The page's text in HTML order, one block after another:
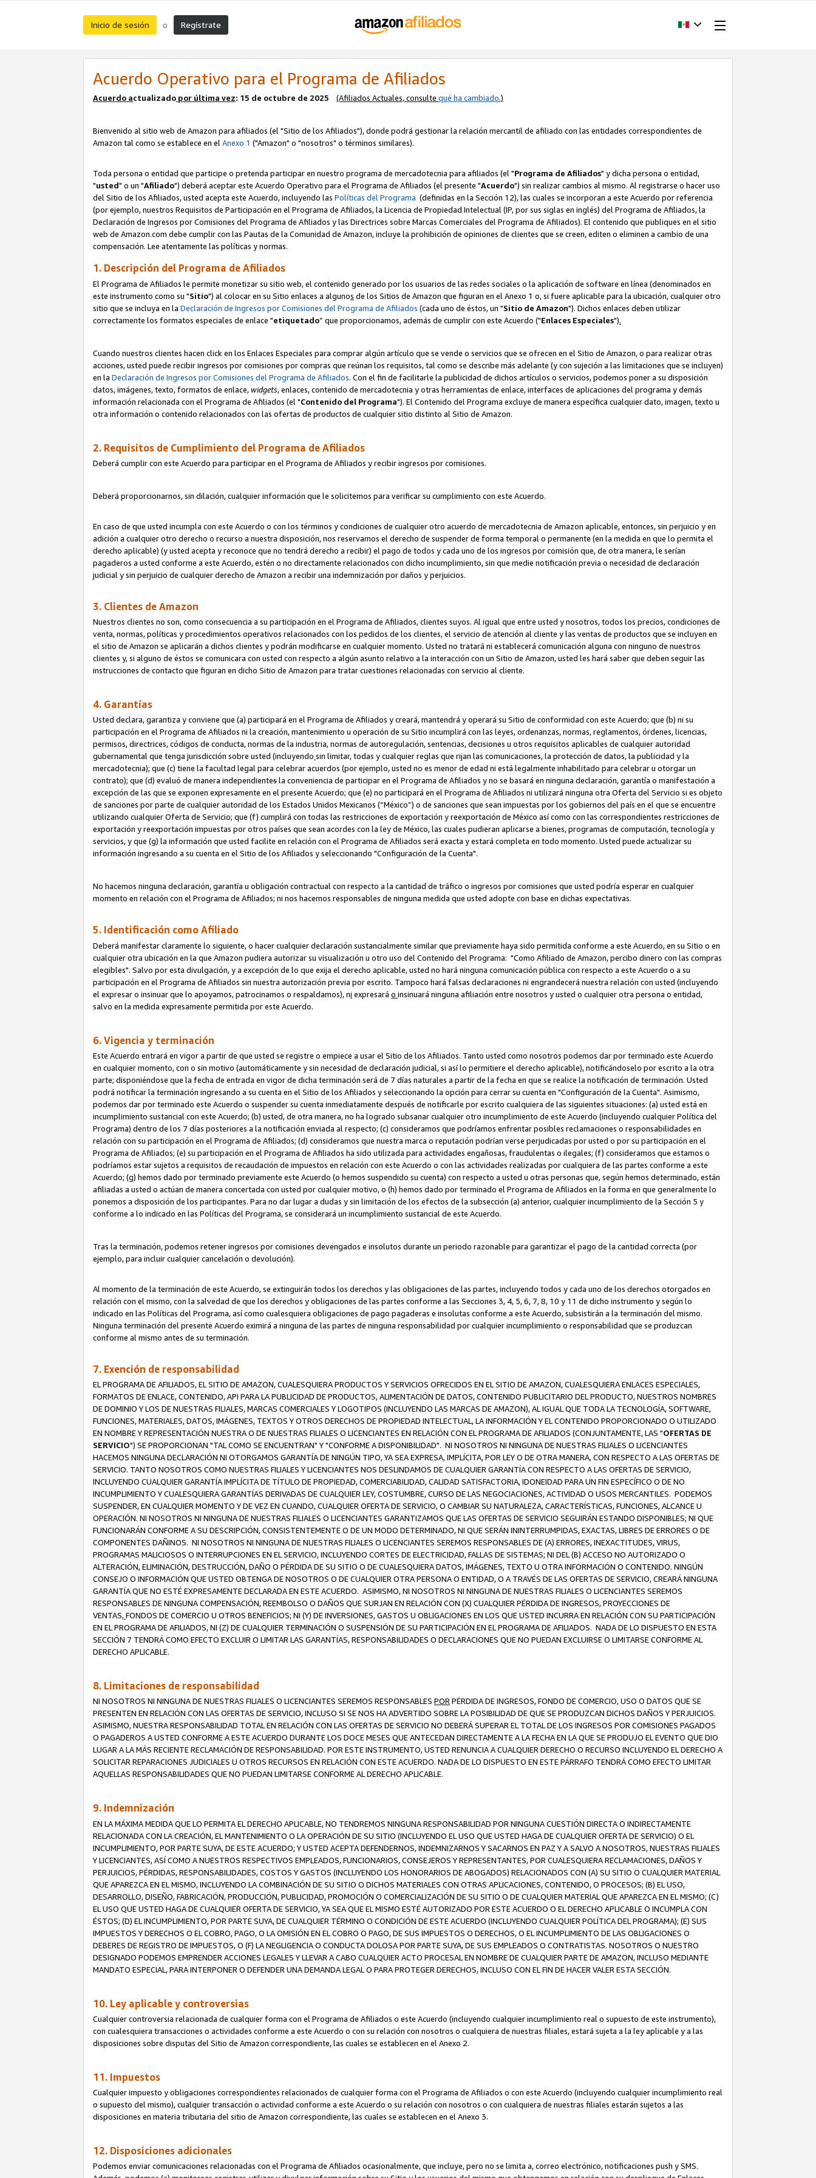
Inicio de sesión o Regístrate
Acuerdo Operativo para el Programa de Afiliados
Acuerdo actualizado por última vez: 15 de octubre de 2025 (Afiliados Actuales, consulte qué ha cambiado.)
Bienvenido al sitio web de Amazon para afiliados (el "Sitio de los Afiliados"), donde podrá gestionar la relación mercantil de afiliado con las entidades correspondientes de
Amazon tal como se establece en elAnexo 1 ("Amazon" o "nosotros" o términos similares).
Toda persona o entidad que participe o pretenda participar en nuestro programa de mercadotecnia para afiliados (el "Programa de Afiliados" y dicha persona o entidad,
"usted" o un "Afiliado") deberá aceptar este Acuerdo Operativo para el Programa de Afiliados (el presente "Acuerdo") sin realizar cambios al mismo. Al registrarse o hacer uso
del Sitio de los Afiliados, usted acepta este Acuerdo, incluyendo las Políticas del Programa (definidas en la Sección 12), las cuales se incorporan a este Acuerdo por referencia
(por ejemplo, nuestros Requisitos de Participación en el Programa de Afiliados, la Licencia de Propiedad Intelectual (IP, por sus siglas en inglés) del Programa de Afiliados, la
Declaración de Ingresos por Comisiones del Programa de Afiliados y las Directrices sobre Marcas Comerciales del Programa de Afiliados). El contenido que publiques en el sitio
web de Amazon.com debe cumplir con las Pautas de la Comunidad de Amazon, incluye la prohibición de opiniones de clientes que se creen, editen o eliminen a cambio de una
compensación. Lee atentamente las políticas y normas.
1. Descripción del Programa de Afiliados
El Programa de Afiliados le permite monetizar su sitio web, el contenido generado por los usuarios de las redes sociales o la aplicación de software en línea (denominados en
este instrumento como su "Sitio") al colocar en su Sitio enlaces a algunos de los Sitios de Amazon que figuran en el Anexo 1 o, si fuere aplicable para la ubicación, cualquier otro
sitio que se incluya en la Declaración de Ingresos por Comisiones del Programa de Afiliados (cada uno de éstos, un "Sitio de Amazon"). Dichos enlaces deben utilizar
correctamente los formatos especiales de enlace "etiquetado” que proporcionamos, además de cumplir con este Acuerdo ("Enlaces Especiales").
Cuando nuestros clientes hacen click en los Enlaces Especiales para comprar algún artículo que se vende o servicios que se ofrecen en el Sitio de Amazon, o para realizar otras
acciones, usted puede recibir ingresos por comisiones por compras que reúnan los requisitos, tal como se describe más adelante (y con sujeción a las limitaciones que se incluyen)
en la Declaración de Ingresos por Comisiones del Programa de Afiliados. Con el fin de facilitarle la publicidad de dichos artículos o servicios, podemos poner a su disposición
datos, imágenes, texto, formatos de enlace,widgets, enlaces, contenido de mercadotecnia y otras herramientas de enlace, interfaces de aplicaciones del programa y demás
información relacionada con el Programa de Afiliados (el "Contenido del Programa"). El Contenido del Programa excluye de manera específica cualquier dato, imagen, texto u
otra información o contenido relacionados con las ofertas de productos de cualquier sitio distinto al Sitio de Amazon.
2. Requisitos de Cumplimiento del Programa de Afiliados
Deberá cumplir con este Acuerdo para participar en el Programa de Afiliados y recibir ingresos por comisiones.
Deberá proporcionarnos, sin dilación, cualquier información que le solicitemos para verificar su cumplimiento con este Acuerdo.
En caso de que usted incumpla con este Acuerdo o con los términos y condiciones de cualquier otro acuerdo de mercadotecnia de Amazon aplicable, entonces, sin perjuicio y en
adición a cualquier otro derecho o recurso a nuestra disposición, nos reservamos el derecho de suspender de forma temporal o permanente (en la medida en que lo permita el
derecho aplicable) (y usted acepta y reconoce que no tendrá derecho a recibir) el pago de todos y cada uno de los ingresos por comisión que, de otra manera, le serían
pagaderos a usted conforme a este Acuerdo, estén o no directamente relacionados con dicho incumplimiento, sin que medie notificación previa o necesidad de declaración
judicial y sin perjuicio de cualquier derecho de Amazon a recibir una indemnización por daños y perjuicios.
3. Clientes de Amazon
Nuestros clientes no son, como consecuencia a su participación en el Programa de Afiliados, clientes suyos. Al igual que entre usted y nosotros, todos los precios, condiciones de
venta, normas, políticas y procedimientos operativos relacionados con los pedidos de los clientes, el servicio de atención al cliente y las ventas de productos que se incluyen en
el sitio de Amazon se aplicarán a dichos clientes y podrán modificarse en cualquier momento. Usted no tratará ni establecerá comunicación alguna con ninguno de nuestros
clientes y, si alguno de éstos se comunicara con usted con respecto a algún asunto relativo a la interacción con un Sitio de Amazon, usted les hará saber que deben seguir las
instrucciones de contacto que figuran en dicho Sitio de Amazon para tratar cuestiones relacionadas con servicio al cliente.
4. Garantías
Usted declara, garantiza y conviene que (a) participará en el Programa de Afiliados y creará, mantendrá y operará su Sitio de conformidad con este Acuerdo; que (b) ni su
participación en el Programa de Afiliados ni la creación, mantenimiento u operación de su Sitio incumplirá con las leyes, ordenanzas, normas, reglamentos, órdenes, licencias,
permisos, directrices, códigos de conducta, normas de la industria, normas de autoregulación, sentencias, decisiones u otros requisitos aplicables de cualquier autoridad
gubernamental que tenga jurisdicción sobre usted (incluyendo sin limitar, todas y cualquier reglas que rijan las comunicaciones, la protección de datos, la publicidad y la
mercadotecnia); que (c) tiene la facultad legal para celebrar acuerdos (por ejemplo, usted no es menor de edad ni está legalmente inhabilitado para celebrar u otorgar un
contrato); que (d) evaluó de manera independientesla conveniencia de participar en el Programa de Afiliados y no se basará en ninguna declaración, garantía o manifestación a
excepción de las que se exponen expresamente en el presente Acuerdo; que (e) no participará en el Programa de Afiliados ni utilizará ninguna otra Oferta del Servicio si es objeto
de sanciones por parte de cualquier autoridad de los Estados Unidos Mexicanos (“México”) o de sanciones que sean impuestas por los gobiernos del país en el que se encuentre
utilizando cualquier Oferta de Servicio; que (f) cumplirá con todas las restricciones de exportación y reexportación de México así como con las correspondientes restricciones de
exportación y reexportación impuestas por otros países que sean acordes con la ley de México, las cuales pudieran aplicarse a bienes, programas de computación, tecnología y
servicios, y que (g) la información que usted facilite en relación con el Programa de Afiliados será exacta y estará completa en todo momento. Usted puede actualizar su
información ingresando a su cuenta en el Sitio de los Afiliados y seleccionando "Configuración de la Cuenta".
No hacemos ninguna declaración, garantía u obligación contractual con respecto a la cantidad de tráfico o ingresos por comisiones que usted podría esperar en cualquier
momento en relación con el Programa de Afiliados; ni nos hacemos responsables de ninguna medida que usted adopte con base en dichas expectativas.
5. Identificación como Afiliado
Deberá manifestar claramente lo siguiente, o hacer cualquier declaración sustancialmente similar que previamente haya sido permitida conforme a este Acuerdo, en su Sitio o en
cualquier otra ubicación en la que Amazon pudiera autorizar su visualización u otro uso del Contenido del Programa: "Como Afiliado de Amazon, percibo dinero con las compras
elegibles". Salvo por esta divulgación, y a excepción de lo que exija el derecho aplicable, usted no hará ninguna comunicación pública con respecto a este Acuerdo o a su
participación en el Programa de Afiliados sin nuestra autorización previa por escrito. Tampoco hará falsas declaraciones ni engrandecerá nuestra relación con usted (incluyendo
el expresar o insinuar que lo apoyamos, patrocinamos o respaldamos), ni expresará o insinuará ninguna afiliación entre nosotros y usted o cualquier otra persona o entidad,
salvo en la medida expresamente permitida por este Acuerdo.
6. Vigencia y terminación
Este Acuerdo entrará en vigor a partir de que usted se registre o empiece a usar el Sitio de los Afiliados. Tanto usted como nosotros podemos dar por terminado este Acuerdo
en cualquier momento, con o sin motivo (automáticamente y sin necesidad de declaración judicial, si así lo permitiere el derecho aplicable), notificándoselo por escrito a la otra
parte; disponiéndose que la fecha de entrada en vigor de dicha terminación será de 7 días naturales a partir de la fecha en que se realice la notificación de terminación. Usted
podrá notificar la terminación ingresando a su cuenta en el Sitio de los Afiliados y seleccionando la opción para cerrar su cuenta en "Configuración de la Cuenta". Asimismo,
podemos dar por terminado este Acuerdo o suspender su cuenta inmediatamente después de notificarle por escrito cualquiera de las siguientes situaciones: (a) usted está en
incumplimiento sustancial con este Acuerdo; (b) usted, de otra manera, no ha logrado subsanar cualquier otro incumplimiento de este Acuerdo (incluyendo cualquier Política del
Programa) dentro de los 7 días posteriores a la notificación enviada al respecto; (c) consideramos que podríamos enfrentar posibles reclamaciones o responsabilidades en
relación con su participación en el Programa de Afiliados; (d) consideramos que nuestra marca o reputación podrían verse perjudicadas por usted o por su participación en el
Programa de Afiliados; (e) su participación en el Programa de Afiliados ha sido utilizada para actividades engañosas, fraudulentas o ilegales; (f) consideramos que estamos o
podríamos estar sujetos a requisitos de recaudación de impuestos en relación con este Acuerdo o con las actividades realizadas por cualquiera de las partes conforme a este
Acuerdo; (g) hemos dado por terminado previamente este Acuerdo (o hemos suspendido su cuenta) con respecto a usted u otras personas que, según hemos determinado, están
afiliadas a usted o actúan de manera concertada con usted por cualquier motivo, o (h) hemos dado por terminado el Programa de Afiliados en la forma en que generalmente lo
ponemos a disposición de los participantes. Para no dar lugar a dudas y sin limitación de los efectos de la subsección (a) anterior, cualquier incumplimiento de la Sección 5 y
conforme a lo indicado en las Políticas del Programa, se considerará un incumplimiento sustancial de este Acuerdo.
Tras la terminación, podemos retener ingresos por comisiones devengados e insolutos durante un periodo razonable para garantizar el pago de la cantidad correcta (por
ejemplo, para incluir cualquier cancelación o devolución).
Al momento de la terminación de este Acuerdo, se extinguirán todos los derechos y las obligaciones de las partes, incluyendo todos y cada uno de los derechos otorgados en
relación con el mismo, con la salvedad de que los derechos y obligaciones de las partes conforme a las Secciones 3, 4, 5, 6, 7, 8, 10 y 11 de dicho instrumento y según lo
indicado en las Políticas del Programa, así como cualesquiera obligaciones de pago pagaderas e insolutas conforme a este Acuerdo, subsistirán a la terminación del mismo.
Ninguna terminación del presente Acuerdo eximirá a ninguna de las partes de ninguna responsabilidad por cualquier incumplimiento o responsabilidad que se produzcan
conforme al mismo antes de su terminación.
7. Exención de responsabilidad
EL PROGRAMA DE AFILIADOS, EL SITIO DE AMAZON, CUALESQUIERA PRODUCTOS Y SERVICIOS OFRECIDOS EN EL SITIO DE AMAZON, CUALESQUIERA ENLACES ESPECIALES,
FORMATOS DE ENLACE, CONTENIDO, API PARA LA PUBLICIDAD DE PRODUCTOS, ALIMENTACIÓN DE DATOS, CONTENIDO PUBLICITARIO DEL PRODUCTO, NUESTROS NOMBRES
DE DOMINIO Y LOS DE NUESTRAS FILIALES, MARCAS COMERCIALES Y LOGOTIPOS (INCLUYENDO LAS MARCAS DE AMAZON), AL IGUAL QUE TODA LA TECNOLOGÍA, SOFTWARE,
FUNCIONES, MATERIALES, DATOS, IMÁGENES, TEXTOS Y OTROS DERECHOS DE PROPIEDAD INTELECTUAL, LA INFORMACIÓN Y EL CONTENIDO PROPORCIONADO O UTILIZADO
EN NOMBRE Y REPRESENTACIÓN NUESTRA O DE NUESTRAS FILIALES O LICENCIANTES EN RELACIÓN CON EL PROGRAMA DE AFILIADOS (CONJUNTAMENTE, LAS "OFERTAS DE
SERVICIO") SE PROPORCIONAN "TAL COMO SE ENCUENTRAN" Y "CONFORME A DISPONIBILIDAD". NI NOSOTROS NI NINGUNA DE NUESTRAS FILIALES O LICENCIANTES
HACEMOS NINGUNA DECLARACIÓN NI OTORGAMOS GARANTÍA DE NINGÚN TIPO, YA SEA EXPRESA, IMPLÍCITA, POR LEY O DE OTRA MANERA, CON RESPECTO A LAS OFERTAS DE
SERVICIO. TANTO NOSOTROS COMO NUESTRAS FILIALES Y LICENCIANTES NOS DESLINDAMOS DE CUALQUIER GARANTÍA CON RESPECTO A LAS OFERTAS DE SERVICIO,
INCLUYENDO CUALQUIER GARANTÍA IMPLÍCITA DE TÍTULO DE PROPIEDAD, COMERCIABILIDAD, CALIDAD SATISFACTORIA, IDONEIDAD PARA UN FIN ESPECÍFICO O DE NO
INCUMPLIMIENTO Y CUALESQUIERA GARANTÍAS DERIVADAS DE CUALQUIER LEY, COSTUMBRE, CURSO DE LAS NEGOCIACIONES, ACTIVIDAD O USOS MERCANTILES. PODEMOS
SUSPENDER, EN CUALQUIER MOMENTO Y DE VEZ EN CUANDO, CUALQUIER OFERTA DE SERVICIO, O CAMBIAR SU NATURALEZA, CARACTERÍSTICAS, FUNCIONES, ALCANCE U
OPERACIÓN. NI NOSOTROS NI NINGUNA DE NUESTRAS FILIALES O LICENCIANTES GARANTIZAMOS QUE LAS OFERTAS DE SERVICIO SEGUIRÁN ESTANDO DISPONIBLES; NI QUE
FUNCIONARÁN CONFORME A SU DESCRIPCIÓN, CONSISTENTEMENTE O DE UN MODO DETERMINADO, NI QUE SERÁN ININTERRUMPIDAS, EXACTAS, LIBRES DE ERRORES O DE
COMPONENTES DAÑINOS. NI NOSOTROS NI NINGUNA DE NUESTRAS FILIALES O LICENCIANTES SEREMOS RESPONSABLES DE (A) ERRORES, INEXACTITUDES, VIRUS,
PROGRAMAS MALICIOSOS O INTERRUPCIONES EN EL SERVICIO, INCLUYENDO CORTES DE ELECTRICIDAD, FALLAS DE SISTEMAS; NI DEL (B) ACCESO NO AUTORIZADO O
ALTERACIÓN, ELIMINACIÓN, DESTRUCCIÓN, DAÑO O PÉRDIDA DE SU SITIO O DE CUALESQUIERA DATOS, IMÁGENES, TEXTO U OTRA INFORMACIÓN O CONTENIDO. NINGÚN
CONSEJO O INFORMACIÓN QUE USTED OBTENGA DE NOSOTROS O DE CUALQUIER OTRA PERSONA O ENTIDAD, O A TRAVÉS DE LAS OFERTAS DE SERVICIO, CREARÁ NINGUNA
GARANTÍA QUE NO ESTÉ EXPRESAMENTE DECLARADA EN ESTE ACUERDO. ASIMISMO, NI NOSOTROS NI NINGUNA DE NUESTRAS FILIALES O LICENCIANTES SEREMOS
RESPONSABLES DE NINGUNA COMPENSACIÓN, REEMBOLSO O DAÑOS QUE SURJAN EN RELACIÓN CON (X) CUALQUIER PÉRDIDA DE INGRESOS, PROYECCIONES DE
VENTAS,FONDOS DE COMERCIO U OTROS BENEFICIOS; NI (Y) DE INVERSIONES, GASTOS U OBLIGACIONES EN LOS QUE USTED INCURRA EN RELACIÓN CON SU PARTICIPACIÓN
EN EL PROGRAMA DE AFILIADOS, NI (Z) DE CUALQUIER TERMINACIÓN O SUSPENSIÓN DE SU PARTICIPACIÓN EN EL PROGRAMA DE AFILIADOS. NADA DE LO DISPUESTO EN ESTA
SECCIÓN 7 TENDRÁ COMO EFECTO EXCLUIR O LIMITAR LAS GARANTÍAS, RESPONSABILIDADES O DECLARACIONES QUE NO PUEDAN EXCLUIRSE O LIMITARSE CONFORME AL
DERECHO APLICABLE.
8. Limitaciones de responsabilidad
NI NOSOTROS NI NINGUNA DE NUESTRAS FILIALES O LICENCIANTES SEREMOS RESPONSABLES PORPÉRDIDA DE INGRESOS, FONDO DE COMERCIO, USO O DATOS QUE SE
PRESENTEN EN RELACIÓN CON LAS OFERTAS DE SERVICIO, INCLUSO SI SE NOS HA ADVERTIDO SOBRE LA POSIBILIDAD DE QUE SE PRODUZCAN DICHOS DAÑOS Y PERJUICIOS.
ASIMISMO, NUESTRA RESPONSABILIDAD TOTAL EN RELACIÓN CON LAS OFERTAS DE SERVICIO NO DEBERÁ SUPERAR EL TOTAL DE LOS INGRESOS POR COMISIONES PAGADOS
O PAGADEROS A USTED CONFORME A ESTE ACUERDO DURANTE LOS DOCE MESES QUE ANTECEDAN DIRECTAMENTE A LA FECHA EN LA QUE SE PRODUJO EL EVENTO QUE DIO
LUGAR A LA MÁS RECIENTE RECLAMACIÓN DE RESPONSABILIDAD. POR ESTE INSTRUMENTO, USTED RENUNCIA A CUALQUIER DERECHO O RECURSO INCLUYENDO EL DERECHO A
SOLICITAR REPARACIONES JUDICIALES U OTROS RECURSOS EN RELACIÓN CON ESTE ACUERDO. NADA DE LO DISPUESTO EN ESTE PÁRRAFO TENDRÁ COMO EFECTO LIMITAR
AQUELLAS RESPONSABILIDADES QUE NO PUEDAN LIMITARSE CONFORME AL DERECHO APLICABLE.
9. Indemnización
EN LA MÁXIMA MEDIDA QUE LO PERMITA EL DERECHO APLICABLE, NO TENDREMOS NINGUNA RESPONSABILIDAD POR NINGUNA CUESTIÓN DIRECTA O INDIRECTAMENTE
RELACIONADA CON LA CREACIÓN, EL MANTENIMIENTO O LA OPERACIÓN DE SU SITIO (INCLUYENDO EL USO QUE USTED HAGA DE CUALQUIER OFERTA DE SERVICIO) O EL
INCUMPLIMIENTO, POR PARTE SUYA, DE ESTE ACUERDO; Y USTED ACEPTA DEFENDERNOS, INDEMNIZARNOS Y SACARNOS EN PAZ Y A SALVO A NOSOTROS, NUESTRAS FILIALES
Y LICENCIANTES, ASÍ COMO A NUESTROS RESPECTIVOS EMPLEADOS, FUNCIONARIOS, CONSEJEROS Y REPRESENTANTES, POR CUALESQUIERA RECLAMACIONES, DAÑOS Y
PERJUICIOS, PÉRDIDAS, RESPONSABILIDADES, COSTOS Y GASTOS (INCLUYENDO LOS HONORARIOS DE ABOGADOS) RELACIONADOS CON (A) SU SITIO O CUALQUIER MATERIAL
QUE APAREZCA EN EL MISMO, INCLUYENDO LA COMBINACIÓN DE SU SITIO O DICHOS MATERIALES CON OTRAS APLICACIONES, CONTENIDO, O PROCESOS; (B) EL USO,
DESARROLLO, DISEÑO, FABRICACIÓN, PRODUCCIÓN, PUBLICIDAD, PROMOCIÓN O COMERCIALIZACIÓN DE SU SITIO O DE CUALQUIER MATERIAL QUE APAREZCA EN EL MISMO; (C)
EL USO QUE USTED HAGA DE CUALQUIER OFERTA DE SERVICIO, YA SEA QUE EL MISMO ESTÉ AUTORIZADO POR ESTE ACUERDO O EL DERECHO APLICABLE O INCUMPLA CON
ÉSTOS; (D) EL INCUMPLIMIENTO, POR PARTE SUYA, DE CUALQUIER TÉRMINO O CONDICIÓN DE ESTE ACUERDO (INCLUYENDO CUALQUIER POLÍTICA DEL PROGRAMA); (E) SUS
IMPUESTOS Y DERECHOS O EL COBRO, PAGO, O LA OMISIÓN EN EL COBRO O PAGO, DE SUS IMPUESTOS O DERECHOS, O EL INCUMPLIMIENTO DE LAS OBLIGACIONES O
DEBERES DE REGISTRO DE IMPUESTOS, O (F) LA NEGLIGENCIA O CONDUCTA DOLOSA POR PARTE SUYA, DE SUS EMPLEADOS O CONTRATISTAS. NOSOTROS O NUESTRO
DESIGNADO PODEMOS EMPRENDER ACCIONES LEGALES Y LLEVAR A CABO CUALQUIER ACTO PROCESAL EN NOMBRE DE CUALQUIER PARTE DE AMAZON, INCLUSO MEDIANTE
MANDATO ESPECIAL, PARA INTERPONER O DEFENDER UNA DEMANDA LEGAL O PARA PROTEGER DERECHOS, INCLUSO CON EL FIN DE HACER VALER ESTA SECCIÓN.
10. Ley aplicable y controversias
Cualquier controversia relacionada de cualquier forma con el Programa de Afiliados o este Acuerdo (incluyendo cualquier incumplimiento real o supuesto de este instrumento),
con cualesquiera transacciones o actividades conforme a este Acuerdo o con su relación con nosotros o cualquiera de nuestras filiales, estará sujeta a la ley aplicable y a las
disposiciones sobre disputas del Sitio de Amazon correspondiente, las cuales se establecen en el Anexo 2.
11. Impuestos
Cualquier impuesto y obligaciones correspondientes relacionados de cualquier forma con el Programa de Afiliados o con este Acuerdo (incluyendo cualquier incumplimiento real
o supuesto del mismo), cualquier transacción o actividad conforme a este Acuerdo o su relación con nosotros o con cualquiera de nuestras filiales estarán sujetos a las
disposiciones en materia tributaria del sitio de Amazon correspondiente, las cuales se establecen en el Anexo 3.
12. Disposiciones adicionales
Podemos enviar comunicaciones relacionadas con el Programa de Afiliados ocasionalmente, que incluye, pero no se limita a, correo electrónico, notificaciones push y SMS.